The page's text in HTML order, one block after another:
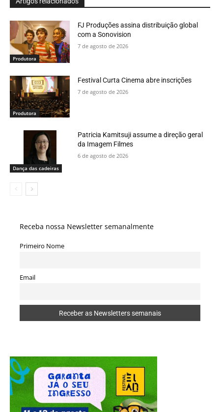
Produtora
FJ Produções assina distribuição global
com a Sonovision
7 de agosto de 2026
Produtora
Festival Curta Cinema abre inscrições
7 de agosto de 2026
Dança das cadeiras
Patricia Kamitsuji assume a direção geral
da Imagem Filmes
6 de agosto de 2026
Receba nossa Newsletter semanalmente
Primeiro Nome
Email